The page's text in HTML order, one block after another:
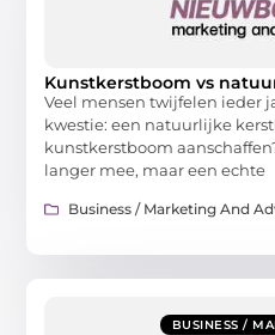
Kunstkerstboom vs
Veel mensen twijfelen ieder
kwestie: een natuurlijke
kunstkerstboom
langer mee, maar een echte
Business / Marketing And
BUSINESS /